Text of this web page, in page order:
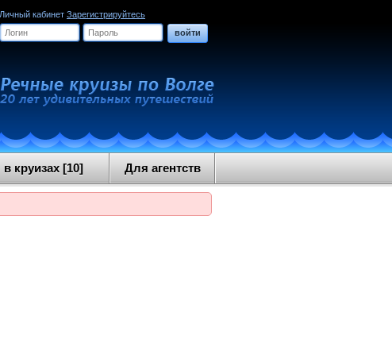
Личный кабинет Зарегистрируйтесь
войти
круизах [10] Для агентств